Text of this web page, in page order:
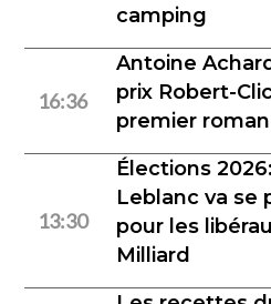
camping
16:36
Antoine
prix Robert-
premier roman
13:30
Élections
Leblanc va se
pour les
Milliard